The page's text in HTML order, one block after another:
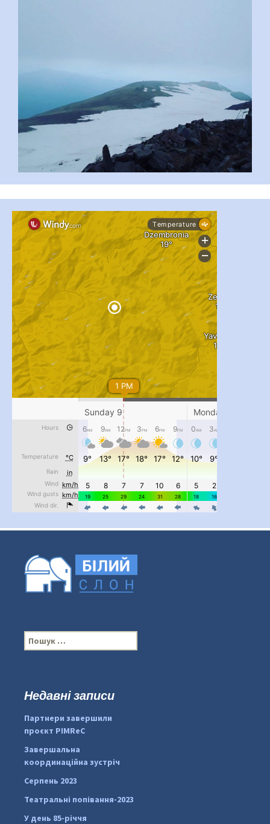
...
pimrec_project
#PipIvanToday...
pimrec_project
#PipIvanToday
pimrec_project
П
о
:Недавні записи
Партнери завершили
проєкт PIMReC
Завершальна
координаційна зустріч
Серпень 2023
Театральні попівання-2023
У день 85-річчя